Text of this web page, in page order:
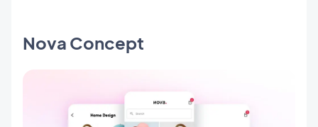
Nova Concept